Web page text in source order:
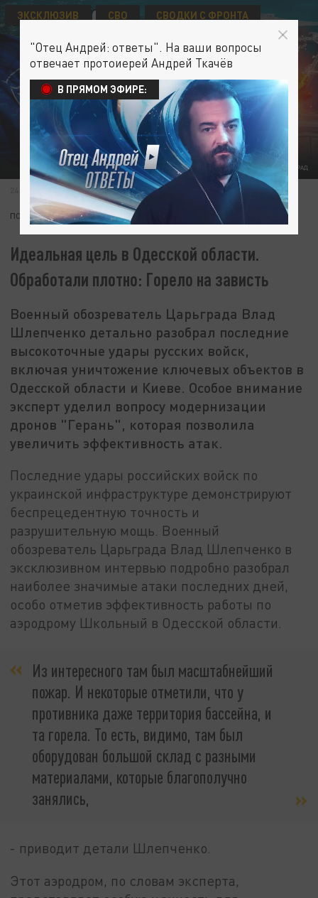
ФОТО: ЦАРЬГРАД
ЭКСКЛЮЗИВ СВО СВОДКИ С ФРОНТА
24 ИЮНЯ 04:45
ПОДПИШИТЕСЬ:
Идеальная цель в Одесской области.
Обработали плотно: Горело на зависть
Военный обозреватель Царьграда Влад
Шлепченко детально разобрал последние
высокоточные удары русских войск,
включая уничтожение ключевых объектов в
Одесской области и Киеве. Особое внимание
эксперт уделил вопросу модернизации
дронов "Герань", которая позволила
увеличить эффективность атак.
Последние удары российских войск по
украинской инфраструктуре демонстрируют
беспрецедентную точность и
разрушительную мощь. Военный
обозреватель Царьграда Влад Шлепченко в
эксклюзивном интервью подробно разобрал
наиболее значимые атаки последних дней,
особо отметив эффективность работы по
аэродрому Школьный в Одесской области.
Из интересного там был масштабнейший
пожар. И некоторые отметили, что у
противника даже территория бассейна, и
та горела. То есть, видимо, там был
оборудован большой склад с разными
материалами, которые благополучно
занялись,
- приводит детали Шлепченко.
Этот аэродром, по словам эксперта,
"Отец Андрей: ответы". На ваши вопросы
отвечает протоиерей Андрей Ткачёв
В ПРЯМОМ ЭФИРЕ: